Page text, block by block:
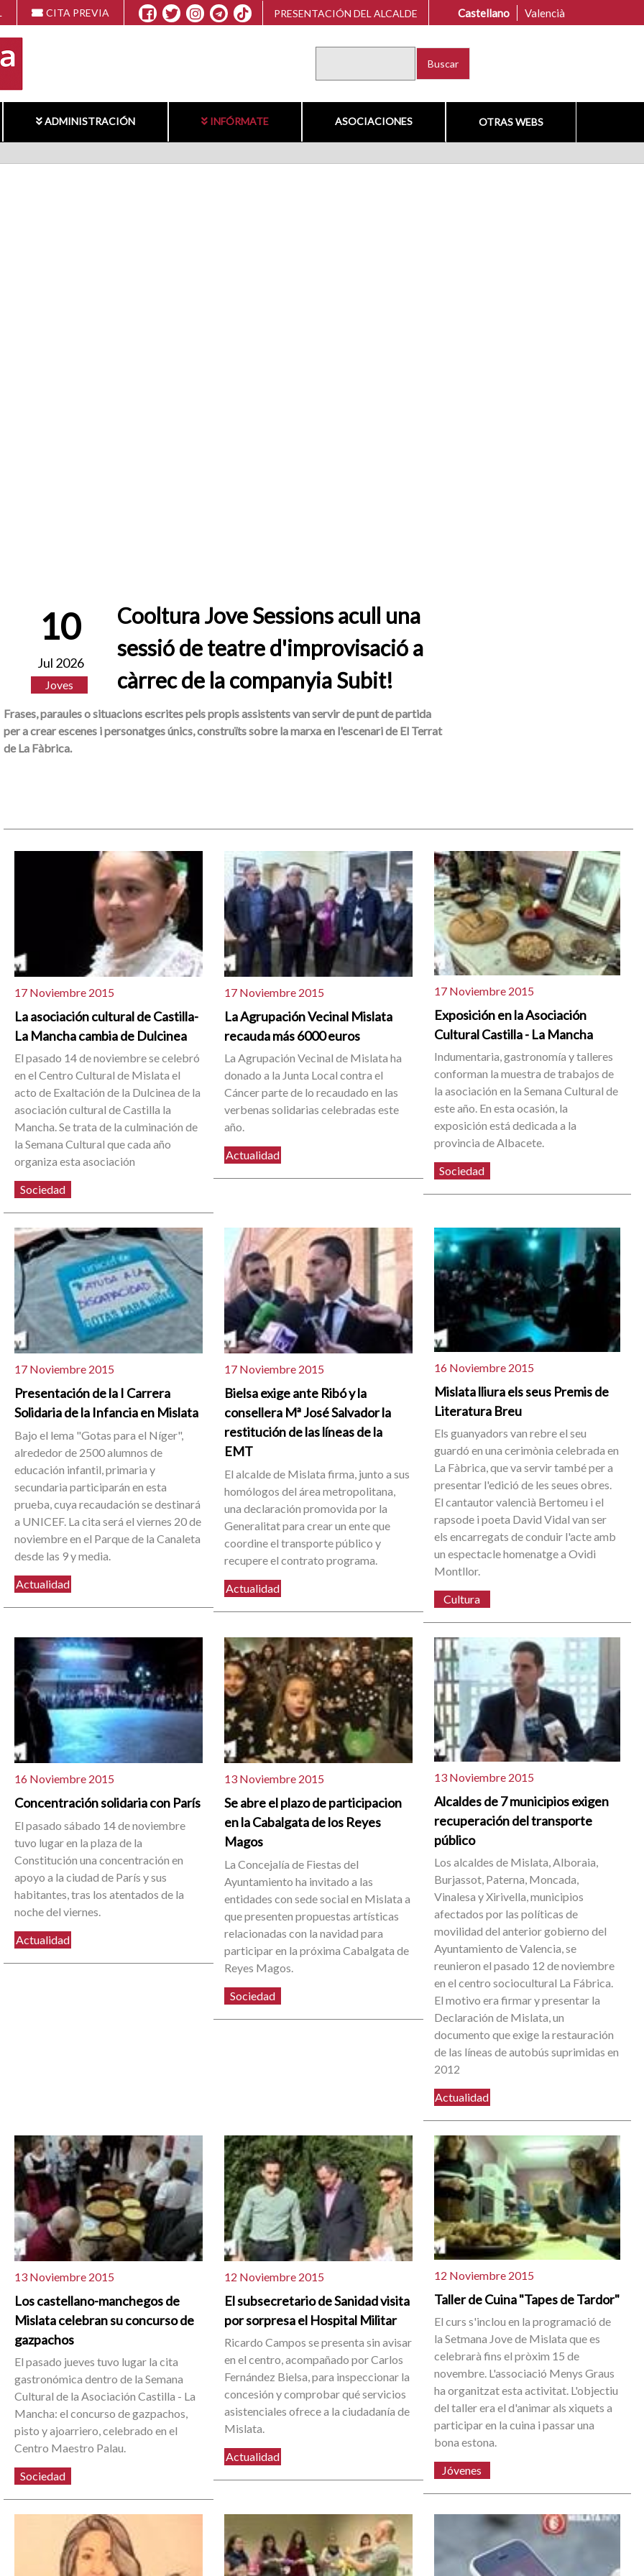
CITA PREVIA PRESENTACIÓN DEL ALCALDE Castellano Valencià
ADMINISTRACIÓN INFÓRMATE ASOCIACIONES OTRAS WEBS
10
Jul 2026
Joves
Cooltura Jove Sessions acull una
sessió de teatre d'improvisació a
càrrec de la companyia Subit!
Frases, paraules o situacions escrites pels propis assistents van servir de punt de partida
per a crear escenes i personatges únics, construïts sobre la marxa en l'escenari de El Terrat
de La Fàbrica.
17 Noviembre 2015
La asociación cultural de Castilla-
La Mancha cambia de Dulcinea
El pasado 14 de noviembre se celebró
en el Centro Cultural de Mislata el
acto de Exaltación de la Dulcinea de la
asociación cultural de Castilla la
Mancha. Se trata de la culminación de
la Semana Cultural que cada año
organiza esta asociación
Sociedad
17 Noviembre 2015
La Agrupación Vecinal Mislata
recauda más 6000 euros
La Agrupación Vecinal de Mislata ha
donado a la Junta Local contra el
Cáncer parte de lo recaudado en las
verbenas solidarias celebradas este
año.
Actualidad
17 Noviembre 2015
Exposición en la Asociación
Cultural Castilla - La Mancha
Indumentaria, gastronomía y talleres
conforman la muestra de trabajos de
la asociación en la Semana Cultural de
este año. En esta ocasión, la
exposición está dedicada a la
provincia de Albacete.
Sociedad
17 Noviembre 2015
Presentación de la I Carrera
Solidaria de la Infancia en Mislata
Bajo el lema "Gotas para el Níger",
alrededor de 2500 alumnos de
educación infantil, primaria y
secundaria participarán en esta
prueba, cuya recaudación se destinará
a UNICEF. La cita será el viernes 20 de
noviembre en el Parque de la Canaleta
desde las 9 y media.
Actualidad
17 Noviembre 2015
Bielsa exige ante Ribó y la
consellera Mª José Salvador la
restitución de las líneas de la
EMT
El alcalde de Mislata firma, junto a sus
homólogos del área metropolitana,
una declaración promovida por la
Generalitat para crear un ente que
coordine el transporte público y
recupere el contrato programa.
Actualidad
16 Noviembre 2015
Mislata lliura els seus Premis de
Literatura Breu
Els guanyadors van rebre el seu
guardó en una cerimònia celebrada en
La Fàbrica, que va servir també per a
presentar l'edició de les seues obres.
El cantautor valencià Bertomeu i el
rapsode i poeta David Vidal van ser
els encarregats de conduir l'acte amb
un espectacle homenatge a Ovidi
Montllor.
Cultura
16 Noviembre 2015
Concentración solidaria con París
El pasado sábado 14 de noviembre
tuvo lugar en la plaza de la
Constitución una concentración en
apoyo a la ciudad de París y sus
habitantes, tras los atentados de la
noche del viernes.
Actualidad
13 Noviembre 2015
Se abre el plazo de participacion
en la Cabalgata de los Reyes
Magos
La Concejalía de Fiestas del
Ayuntamiento ha invitado a las
entidades con sede social en Mislata a
que presenten propuestas artísticas
relacionadas con la navidad para
participar en la próxima Cabalgata de
Reyes Magos.
Sociedad
13 Noviembre 2015
Alcaldes de 7 municipios exigen
recuperación del transporte
público
Los alcaldes de Mislata, Alboraia,
Burjassot, Paterna, Moncada,
Vinalesa y Xirivella, municipios
afectados por las políticas de
movilidad del anterior gobierno del
Ayuntamiento de Valencia, se
reunieron el pasado 12 de noviembre
en el centro sociocultural La Fábrica.
El motivo era firmar y presentar la
Declaración de Mislata, un
documento que exige la restauración
de las líneas de autobús suprimidas en
2012
Actualidad
13 Noviembre 2015
Los castellano-manchegos de
Mislata celebran su concurso de
gazpachos
El pasado jueves tuvo lugar la cita
gastronómica dentro de la Semana
Cultural de la Asociación Castilla - La
Mancha: el concurso de gazpachos,
pisto y ajoarriero, celebrado en el
Centro Maestro Palau.
Sociedad
12 Noviembre 2015
El subsecretario de Sanidad visita
por sorpresa el Hospital Militar
Ricardo Campos se presenta sin avisar
en el centro, acompañado por Carlos
Fernández Bielsa, para inspeccionar la
concesión y comprobar qué servicios
asistenciales ofrece a la ciudadanía de
Mislata.
Actualidad
12 Noviembre 2015
Taller de Cuina "Tapes de Tardor"
El curs s'inclou en la programació de
la Setmana Jove de Mislata que es
celebrarà fins el pròxim 15 de
novembre. L'associació Menys Graus
ha organitzat esta activitat. L'objectiu
del taller era el d'animar als xiquets a
participar en la cuina i passar una
bona estona.
Jóvenes